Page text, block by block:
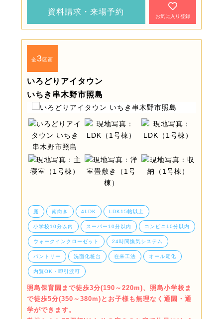
資料請求・来場予約
お気に入り登録
全3区画
いろどりアイタウン
いちき串木野市照島
庭 南向き 4LDK LDK15帖以上
小学校10分以内 スーパー10分以内 コンビニ10分以内
ウォークインクローゼット 24時間換気システム
パントリー 洗面化粧台 在来工法 オール電化
内覧OK・即引渡可
照島保育園まで徒歩3分(190～220m)、照島小学校ま
で徒歩5分(350～380m)とお子様も無理なく通園・通
学ができます。